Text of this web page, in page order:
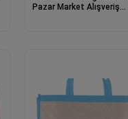
Pazar Market Alışveriş